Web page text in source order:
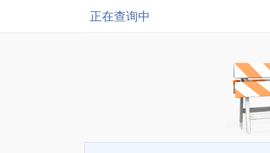
正在查询中